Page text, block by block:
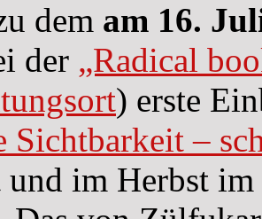
dem am 16.
der „Radical
) erste
Sichtbarkeit –
im Herbst im